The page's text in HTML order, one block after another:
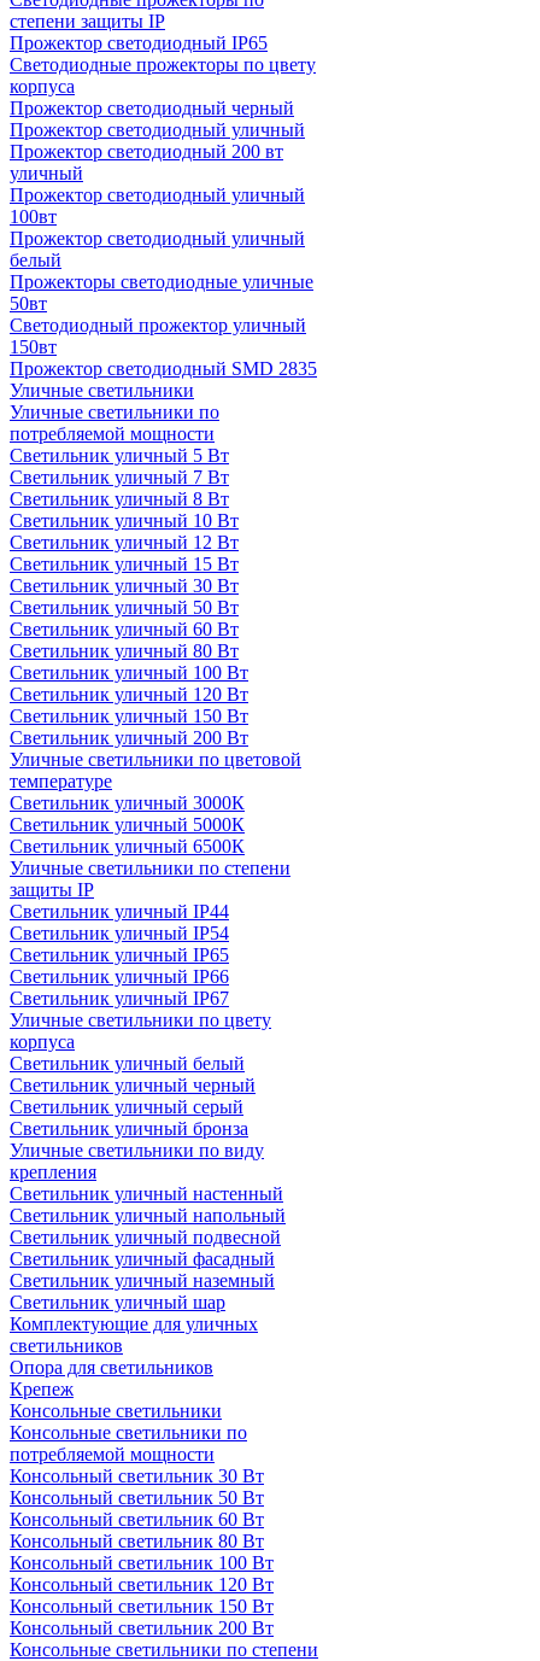
степени защиты IP
Прожектор светодиодный IP65
Светодиодные прожекторы по цвету
корпуса
Прожектор светодиодный черный
Прожектор светодиодный уличный
Прожектор светодиодный 200 вт
уличный
Прожектор светодиодный уличный
100вт
Прожектор светодиодный уличный
белый
Прожекторы светодиодные уличные
50вт
Светодиодный прожектор уличный
150вт
Прожектор светодиодный SMD 2835
Уличные светильники
Уличные светильники по
потребляемой мощности
Светильник уличный 5 Вт
Светильник уличный 7 Вт
Светильник уличный 8 Вт
Светильник уличный 10 Вт
Светильник уличный 12 Вт
Светильник уличный 15 Вт
Светильник уличный 30 Вт
Светильник уличный 50 Вт
Светильник уличный 60 Вт
Светильник уличный 80 Вт
Светильник уличный 100 Вт
Светильник уличный 120 Вт
Светильник уличный 150 Вт
Светильник уличный 200 Вт
Уличные светильники по цветовой
температуре
Cветильник уличный 3000К
Cветильник уличный 5000К
Cветильник уличный 6500К
Уличные светильники по степени
защиты IP
Светильник уличный IP44
Светильник уличный IP54
Светильник уличный IP65
Светильник уличный IP66
Светильник уличный IP67
Уличные светильники по цвету
корпуса
Светильник уличный белый
Светильник уличный черный
Светильник уличный серый
Светильник уличный бронза
Уличные светильники по виду
крепления
Светильник уличный настенный
Светильник уличный напольный
Светильник уличный подвесной
Светильник уличный фасадный
Светильник уличный наземный
Cветильник уличный шар
Комплектующие для уличных
светильников
Опора для светильников
Крепеж
Консольные светильники
Консольные светильники по
потребляемой мощности
Консольный светильник 30 Вт
Консольный светильник 50 Вт
Консольный светильник 60 Вт
Консольный светильник 80 Вт
Консольный светильник 100 Вт
Консольный светильник 120 Вт
Консольный светильник 150 Вт
Консольный светильник 200 Вт
Консольные светильники по степени